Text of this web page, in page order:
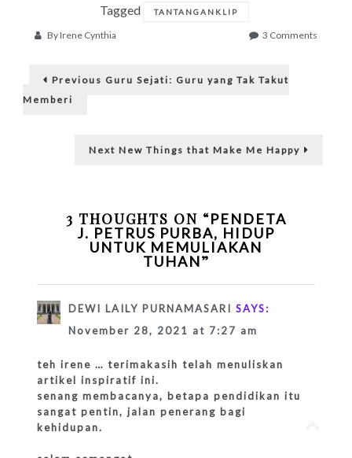
Tagged TANTANGANKLIP
ByIrene Cynthia 3 Commentson
Post
navigation
Previous Previous
Guru Sejati: Guru yang Tak Takut
Memberi
Next Next
New Things that Make Me Happy
3 THOUGHTS ON “PENDETA
J. PETRUS PURBA, HIDUP
UNTUK MEMULIAKAN
TUHAN”
DEWI LAILY PURNAMASARI SAYS:
November 28, 2021 at 7:27 am
teh irene … terimakasih telah menuliskan
artikel inspiratif ini.
senang membacanya, betapa pendidikan itu
sangat pentin, jalan penerang bagi
kehidupan.